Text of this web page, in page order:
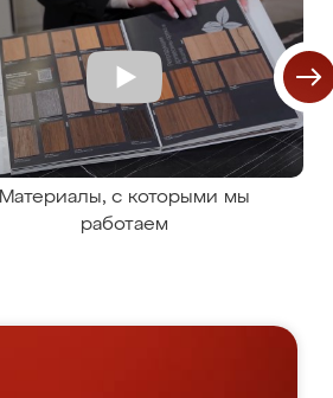
Материалы, с которыми мы
работаем